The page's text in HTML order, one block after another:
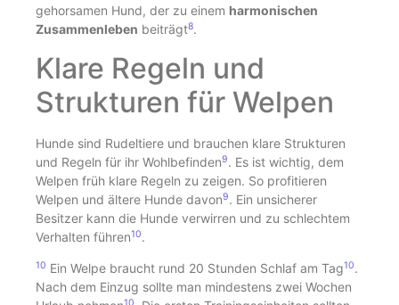
gehorsamen Hund, der zu einem harmonischen
Zusammenleben beiträgt8.
Klare Regeln und
Strukturen für Welpen
Hunde sind Rudeltiere und brauchen klare Strukturen
und Regeln für ihr Wohlbefinden9. Es ist wichtig, dem
Welpen früh klare Regeln zu zeigen. So profitieren
Welpen und ältere Hunde davon9. Ein unsicherer
Besitzer kann die Hunde verwirren und zu schlechtem
Verhalten führen10.
10 Ein Welpe braucht rund 20 Stunden Schlaf am Tag10.
Nach dem Einzug sollte man mindestens zwei Wochen